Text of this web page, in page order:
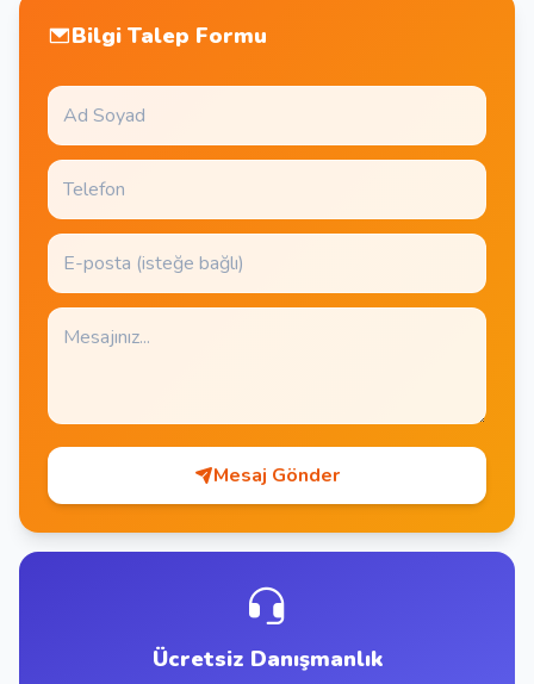
Bilgi Talep Formu
Mesaj Gönder
Ücretsiz Danışmanlık